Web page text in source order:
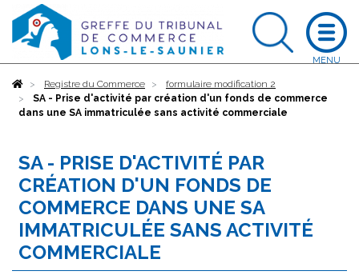
AccueilRegistre du Commerce
formulaire modification 2
SA - Prise d'activité par création d'un fonds de commerce
dans une SA immatriculée sans activité commerciale
SA - PRISE D'ACTIVITÉ PAR
CRÉATION D'UN FONDS DE
COMMERCE DANS UNE SA
IMMATRICULÉE SANS ACTIVITÉ
COMMERCIALE